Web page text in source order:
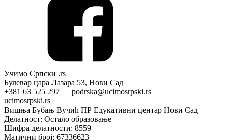
Учимо Српски .rs
Булевар цара Лазара 53, Нови Сад
+381 63 525 297 podrska@ucimosrpski.rs
ucimosrpski.rs
Вишња Бубањ Вучић ПР Едукативни центар Нови Сад
Делатност: Остало образовање
Шифра делатности: 8559
Матични број: 67336623